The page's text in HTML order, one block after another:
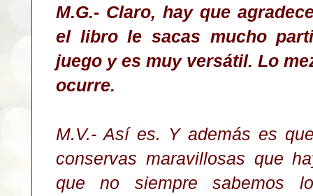
M.G.- Claro, hay que
el libro le sacas mucho
juego y es muy versátil. Lo
ocurre.
M.V.- Así es. Y además es
conservas maravillosas que
que no siempre sabemos